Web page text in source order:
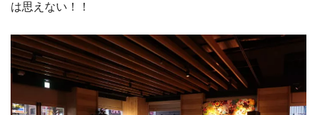
は思えない！！